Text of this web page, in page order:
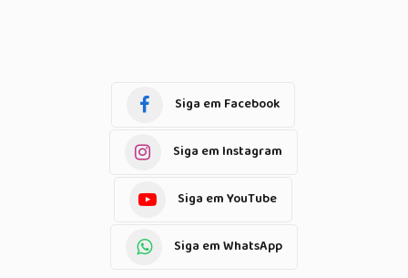
Siga em Facebook
Siga em Instagram
Siga em YouTube
Siga em WhatsApp